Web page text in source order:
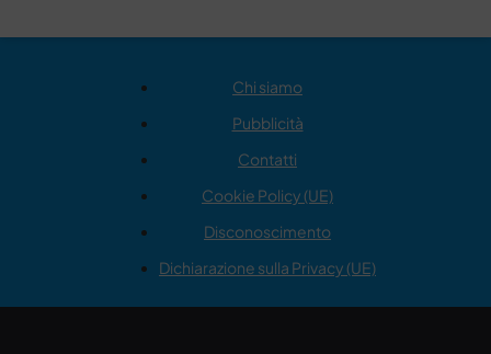
Chi siamo
Pubblicità
Contatti
Cookie Policy (UE)
Disconoscimento
Dichiarazione sulla Privacy (UE)